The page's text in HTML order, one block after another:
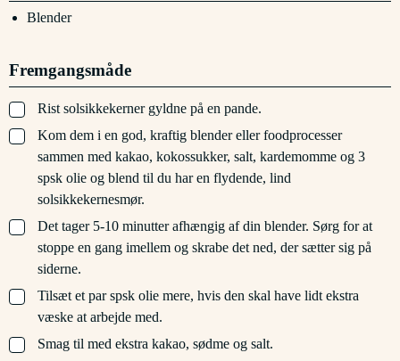
Blender
Fremgangsmåde
▢
Rist solsikkekerner gyldne på en pande.
▢
Kom dem i en god, kraftig blender eller foodprocesser
sammen med kakao, kokossukker, salt, kardemomme og 3
spsk olie og blend til du har en flydende, lind
solsikkekernesmør.
▢
Det tager 5-10 minutter afhængig af din blender. Sørg for at
stoppe en gang imellem og skrabe det ned, der sætter sig på
siderne.
▢
Tilsæt et par spsk olie mere, hvis den skal have lidt ekstra
væske at arbejde med.
▢
Smag til med ekstra kakao, sødme og salt.